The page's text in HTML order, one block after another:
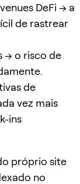
DeFi → a
de rastrear
→ o risco de
de
vez mais
ins
próprio site
no